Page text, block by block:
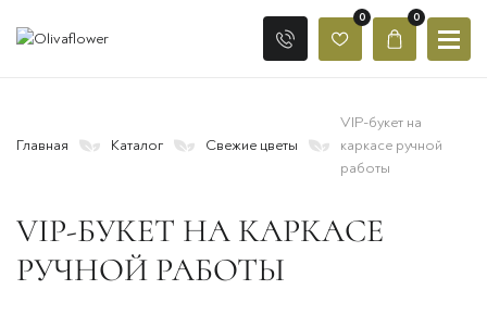
0 0
Главная Каталог Свежие цветы
VIP-букет на
каркасе ручной
работы
VIP-БУКЕТ НА КАРКАСЕ
РУЧНОЙ РАБОТЫ